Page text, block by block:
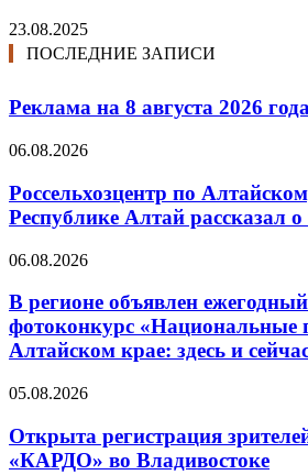
23.08.2025
ПОСЛЕДНИЕ ЗАПИСИ
Реклама на 8 августа 2026
06.08.2026
Россельхозцентр по
Республике Алтай рассказал
06.08.2026
В регионе объявлен
фотоконкурс «Национальные
Алтайском крае: здесь и
05.08.2026
Открыта регистрация
«КАРДО» во Владивостоке